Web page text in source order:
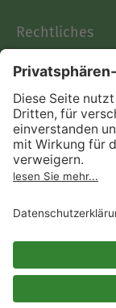
Rechtliches
AGB
Informationen
Act
Verträge hier
Impressum